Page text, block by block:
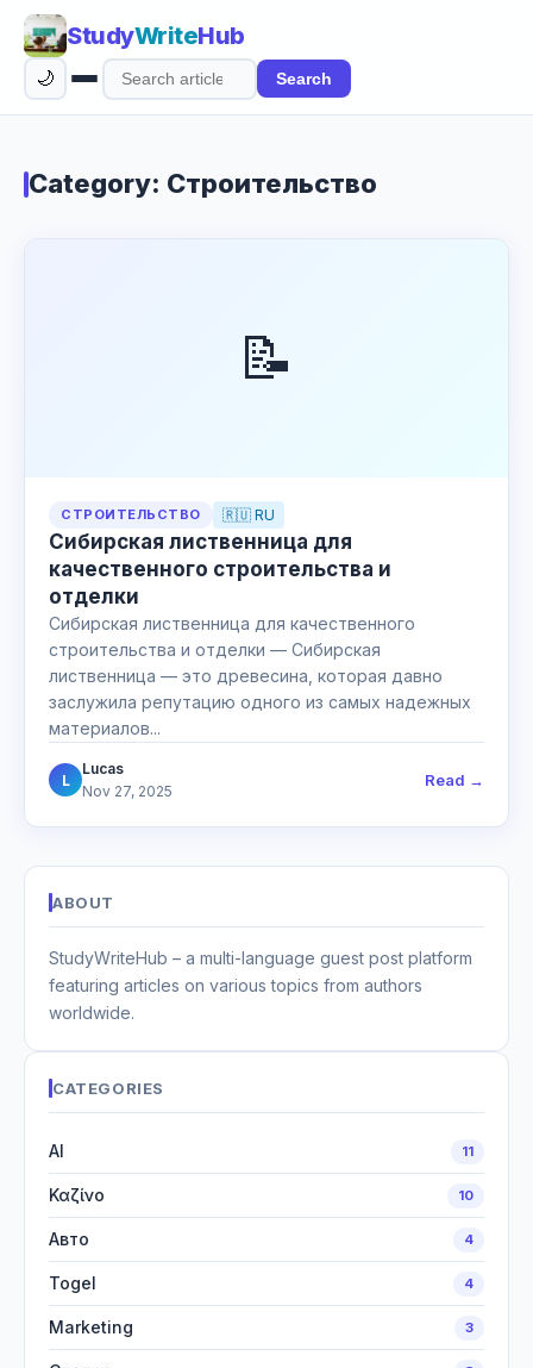
StudyWriteHub
Search
articles
Search
🌙
Category: Строительство
📝
СТРОИТЕЛЬСТВО 🇷🇺 RU
Сибирская лиственница для
качественного строительства и
отделки
Сибирская лиственница для качественного
строительства и отделки — Сибирская
лиственница — это древесина, которая давно
заслужила репутацию одного из самых надежных
материалов...
L
Lucas
Nov 27, 2025
Read →
ABOUT
StudyWriteHub – a multi-language guest post platform
featuring articles on various topics from authors
worldwide.
CATEGORIES
AI 11
Καζίνο 10
Авто 4
Togel 4
Marketing 3